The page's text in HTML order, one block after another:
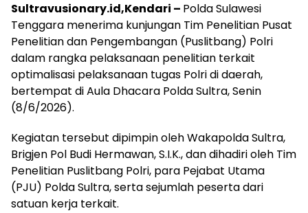
Sultravusionary.id,Kendari – Polda Sulawesi
Tenggara menerima kunjungan Tim Penelitian Pusat
Penelitian dan Pengembangan (Puslitbang) Polri
dalam rangka pelaksanaan penelitian terkait
optimalisasi pelaksanaan tugas Polri di daerah,
bertempat di Aula Dhacara Polda Sultra, Senin
(8/6/2026).
Kegiatan tersebut dipimpin oleh Wakapolda Sultra,
Brigjen Pol Budi Hermawan, S.I.K., dan dihadiri oleh Tim
Penelitian Puslitbang Polri, para Pejabat Utama
(PJU) Polda Sultra, serta sejumlah peserta dari
satuan kerja terkait.